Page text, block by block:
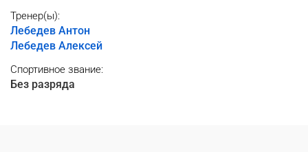
Тренер(ы):
Лебедев Антон
Лебедев Алексей
Спортивное звание:
Без разряда